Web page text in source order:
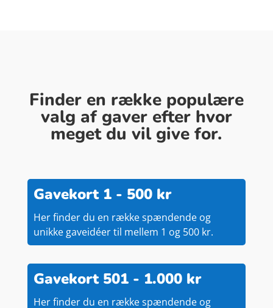
Finder en række populære
valg af gaver efter hvor
meget du vil give for.
Gavekort 1 - 500 kr
Her finder du en række spændende og
unikke gaveidéer til mellem 1 og 500 kr.
Gavekort 501 - 1.000 kr
Her finder du en række spændende og